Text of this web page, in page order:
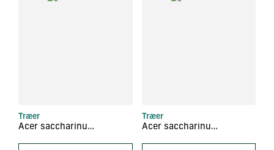
Træer
Acer saccharinum ‘Pyramidale’
Træer
Acer saccharinum ‘Wieri’